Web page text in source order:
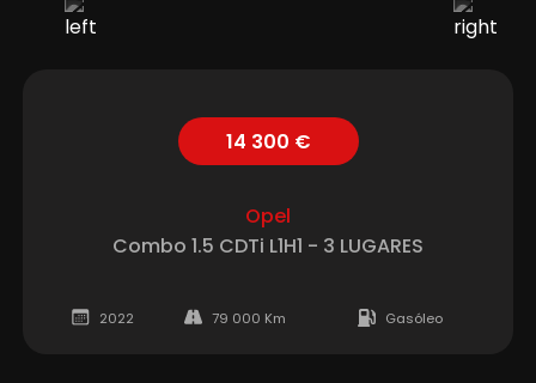
14 300 €
Opel
Combo 1.5 CDTi L1H1 - 3 LUGARES
2022 79 000 Km Gasóleo